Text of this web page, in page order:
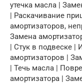
утечка масла |
| Раскачивание
амортизаторов,
Замена
| Стук в подвеске |
амортизаторов |
| Течь масла |
амортизатора |